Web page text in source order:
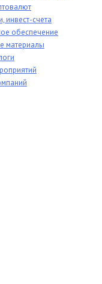
инвест-счета
обеспечение
материалы